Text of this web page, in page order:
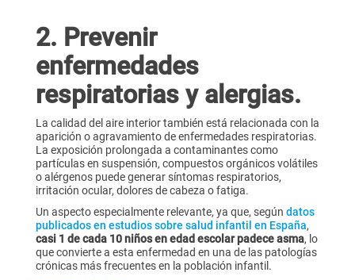
2. Prevenir
enfermedades
respiratorias y alergias.
La calidad del aire interior también está relacionada con la
aparición o agravamiento de enfermedades respiratorias.
La exposición prolongada a contaminantes como
partículas en suspensión, compuestos orgánicos volátiles
o alérgenos puede generar síntomas respiratorios,
irritación ocular, dolores de cabeza o fatiga.
Un aspecto especialmente relevante, ya que, según datos
publicados en estudios sobre salud infantil en España,
casi 1 de cada 10 niños en edad escolar padece asma, lo
que convierte a esta enfermedad en una de las patologías
crónicas más frecuentes en la población infantil.